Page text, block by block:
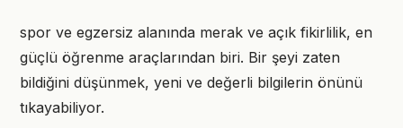
spor ve egzersiz alanında merak ve açık fikirlilik, en
güçlü öğrenme araçlarından biri. Bir şeyi zaten
bildiğini düşünmek, yeni ve değerli bilgilerin önünü
tıkayabiliyor.